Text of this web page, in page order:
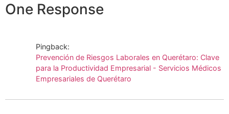
One Response
Pingback:
Prevención de Riesgos Laborales en Querétaro: Clave
para la Productividad Empresarial - Servicios Médicos
Empresariales de Querétaro